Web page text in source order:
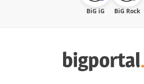
BiG iG BiG Rock